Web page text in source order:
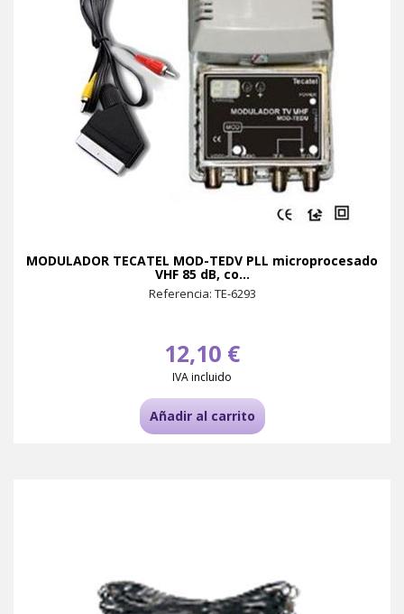
MODULADOR TECATEL MOD-TEDV PLL microprocesado
VHF 85 dB, co...
Referencia: TE-6293
12,10 €
IVA incluido
Añadir al carrito